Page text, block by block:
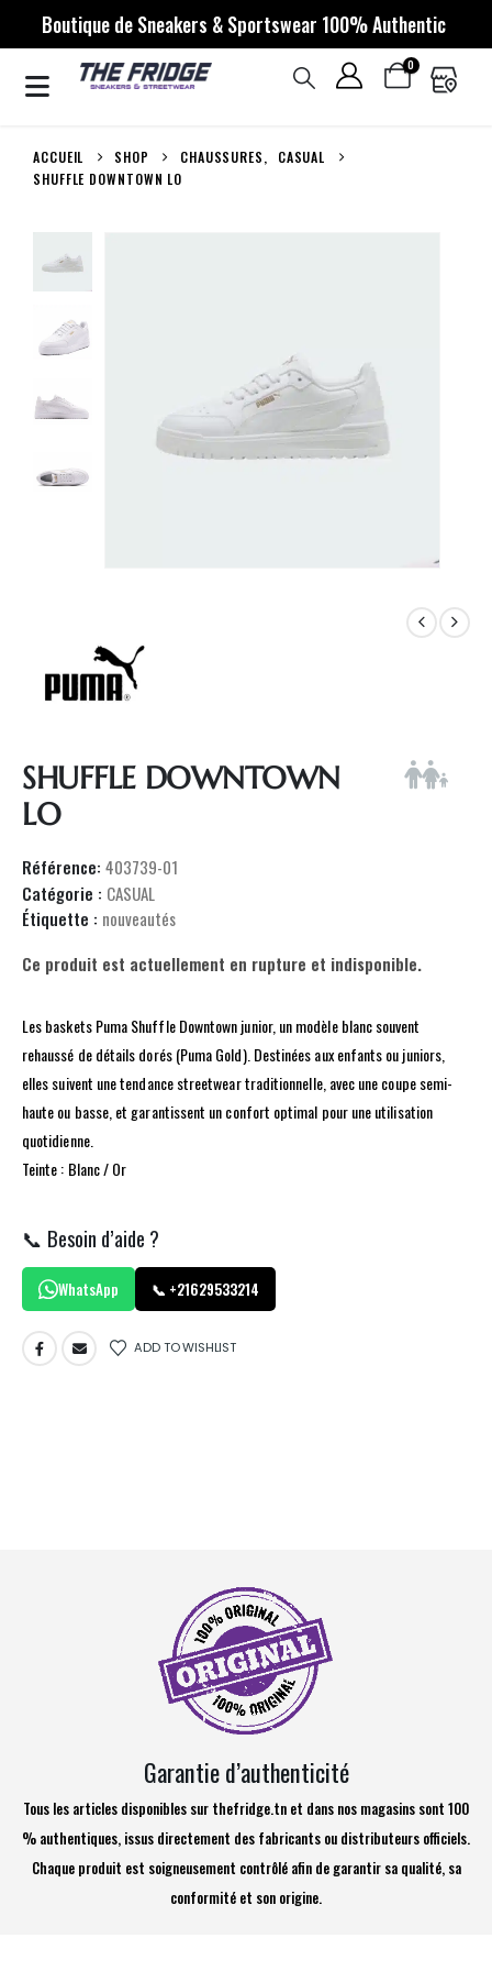
Boutique de Sneakers & Sportswear 100% Authentic
0
ACCUEIL SHOP CHAUSSURES,
CASUAL
SHUFFLE DOWNTOWN LO
SHUFFLE DOWNTOWN
LO
Référence: 403739-01
Catégorie : CASUAL
Étiquette : nouveautés
Ce produit est actuellement en rupture et indisponible.
Les baskets Puma Shuffle Downtown junior, un modèle blanc souvent
rehaussé de détails dorés (Puma Gold). Destinées aux enfants ou juniors,
elles suivent une tendance streetwear traditionnelle, avec une coupe semi-
haute ou basse, et garantissent un confort optimal pour une utilisation
quotidienne.
Teinte : Blanc / Or
📞 Besoin d’aide ?
WhatsApp 📞 +21629533214
ADD TO WISHLIST
Garantie d’authenticité
Tous les articles disponibles sur thefridge.tn et dans nos magasins sont 100
% authentiques, issus directement des fabricants ou distributeurs officiels.
Chaque produit est soigneusement contrôlé afin de garantir sa qualité, sa
conformité et son origine.